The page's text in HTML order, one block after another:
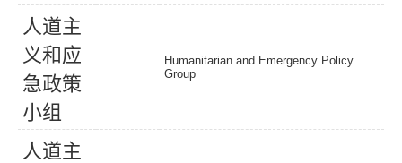
人道主
义和应
急政策
小组
Humanitarian and Emergency Policy
Group
人道主